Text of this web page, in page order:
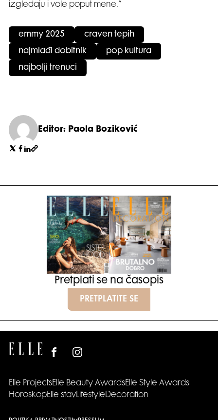
izgledaju i vole poput mene.”
emmy 2025 craven tepih
najmlađi dobitnik pop kultura
najbolji trenuci
Editor: Paola Boziković
Pretplati se na časopis
PRETPLATITE SE
Elle ProjectsElle Beauty AwardsElle Style Awards
HoroskopElle stavLifestyleDecoration